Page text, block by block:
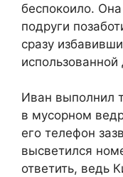
беспокоило.
подруги
сразу
Иван выполнил
в мусорном
его телефон
высветился
ответить, ведь